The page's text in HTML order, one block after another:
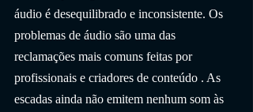
áudio é desequilibrado e inconsistente. Os
problemas de áudio são uma das
reclamações mais comuns feitas por
profissionais e criadores de conteúdo . As
escadas ainda não emitem nenhum som às